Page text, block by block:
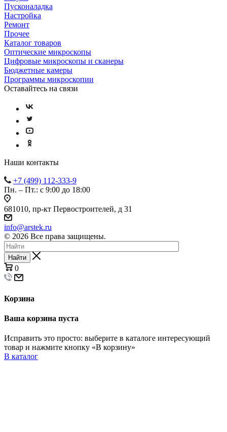
Пусконаладка
Настройка
Ремонт
Прочее
Каталог товаров
Оптические микроскопы
Цифровые микроскопы и сканеры
Бюджетные камеры
Программы микроскопии
Оставайтесь на связи
Наши контакты
+7 (499) 112-333-9
Пн. – Пт.: с 9:00 до 18:00
681010, пр-кт Первостроителей, д 31
info@arstek.ru
© 2026 Все права защищены.
Найти
0
Корзина
Ваша корзина пуста
Исправить это просто: выберите в каталоге интересующий
товар и нажмите кнопку «В корзину»
В каталог